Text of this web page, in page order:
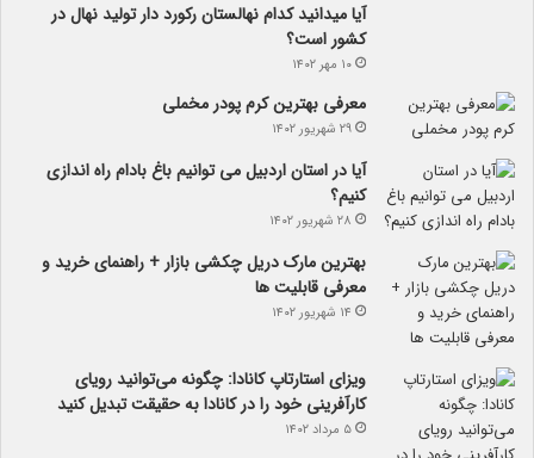
آیا می­دانید کدام نهالستان رکورد دار تولید نهال­ در
کشور است؟
۱۰ مهر ۱۴۰۲
معرفی بهترین کرم پودر مخملی
۲۹ شهریور ۱۴۰۲
آیا در استان اردبیل می توانیم باغ بادام راه اندازی
کنیم؟
۲۸ شهریور ۱۴۰۲
بهترین مارک دریل چکشی بازار + راهنمای خرید و
معرفی قابلیت ها
۱۴ شهریور ۱۴۰۲
ویزای استارتاپ کانادا: چگونه می‌توانید رویای
کارآفرینی خود را در کانادا به حقیقت تبدیل کنید
۵ مرداد ۱۴۰۲